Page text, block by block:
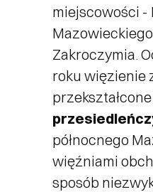
miejscowości -
Zakroczymia.
roku więzienie
północnego
więźniami
sposób